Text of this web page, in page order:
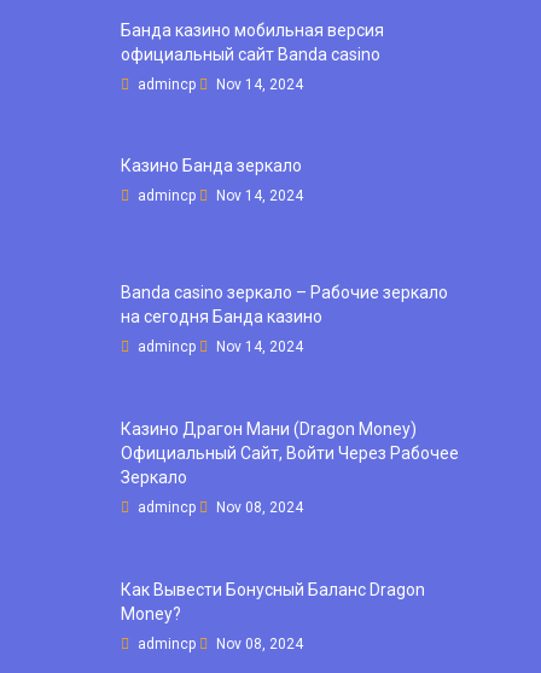
Банда казино мобильная версия
официальный сайт Banda casino
admincp Nov 14, 2024
Казино Банда зеркало
admincp Nov 14, 2024
Banda casino зеркало – Рабочие зеркало
на сегодня Банда казино
admincp Nov 14, 2024
Казино Драгон Мани (Dragon Money)
Официальный Сайт, Войти Через Рабочее
Зеркало
admincp Nov 08, 2024
Как Вывести Бонусный Баланс Dragon
Money?
admincp Nov 08, 2024